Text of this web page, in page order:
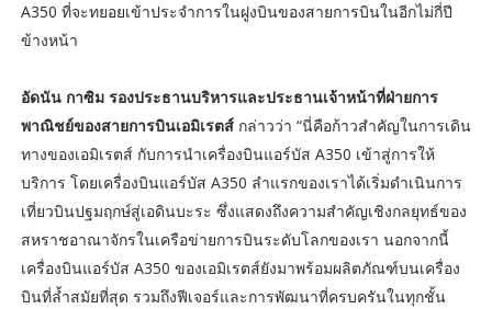
A350 ที่จะทยอยเข้าประจำการในฝูงบินของสายการบินในอีกไม่กี่ปี
ข้างหน้า
อัดนัน กาซิม รองประธานบริหารและประธานเจ้าหน้าที่ฝ่ายการ
พาณิชย์ของสายการบินเอมิเรตส์ กล่าวว่า “นี่คือก้าวสำคัญในการเดิน
ทางของเอมิเรตส์ กับการนำเครื่องบินแอร์บัส A350 เข้าสู่การให้
บริการ โดยเครื่องบินแอร์บัส A350 ลำแรกของเราได้เริ่มดำเนินการ
เที่ยวบินปฐมฤกษ์สู่เอดินบะระ ซึ่งแสดงถึงความสำคัญเชิงกลยุทธ์ของ
สหราชอาณาจักรในเครือข่ายการบินระดับโลกของเรา นอกจากนี้
เครื่องบินแอร์บัส A350 ของเอมิเรตส์ยังมาพร้อมผลิตภัณฑ์บนเครื่อง
บินที่ล้ำสมัยที่สุด รวมถึงฟีเจอร์และการพัฒนาที่ครบครันในทุกชั้น